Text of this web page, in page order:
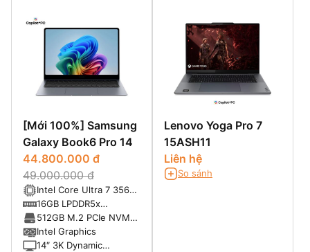
glass, X-Rite®,
Eyesafe®
[Mới 100%] Samsung
Galaxy Book6 Pro 14
44.800.000 đ
49.000.000 đ
Intel Core Ultra 7 356H
(16 Cores, Up to
4.7GHz)
16GB LPDDR5x
8533MHz
512GB M.2 PCIe NVMe
SSD
Intel Graphics
14″ 3K Dynamic
Lenovo Yoga Pro 7
15ASH11
Liên hệ
So sánh